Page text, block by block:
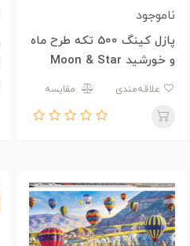
ناموجود
پازل کینگ 500 تکه طرح ماه
و خورشید Moon & Star
مقایسه